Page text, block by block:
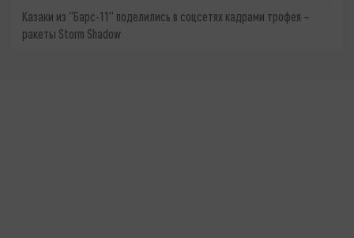
Казаки из "Барс-11" поделились в соцсетях кадрами трофея –
ракеты Storm Shadow